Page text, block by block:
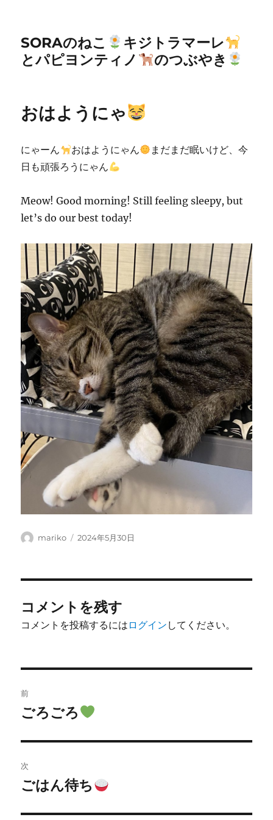
SORAのねこ
キジトラマーレ
とパピヨンティノ
のつぶやき
おはようにゃ
にゃーん おはようにゃん
まだまだ眠いけど、今
日も頑張ろうにゃん
Meow! Good morning! Still feeling sleepy, but
let’s do our best today!
投
mariko
投
2024年5月30日
コメントを残す
コメントを投稿するには ログイン してください。
稿
ビ
ゲ
ー
前
前
投
稿:
ごろごろ
次
次
ごはん待ち